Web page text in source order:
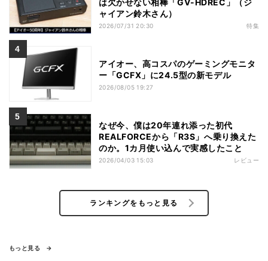
ャイアン鈴木さん）
2026/07/31 20:30 特集
アイオー、高コスパのゲーミングモニタ
ー「GCFX」に24.5型の新モデル
2026/08/05 19:27
なぜ今、僕は20年連れ添った初代
REALFORCEから「R3S」へ乗り換えた
のか。1カ月使い込んで実感したこと
2026/04/03 15:03 レビュー
ランキングをもっと見る
もっと見る